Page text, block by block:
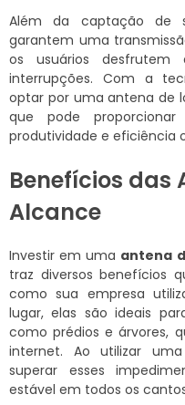
Além da captação de
garantem uma
os usuários
interrupções. Com a
optar por uma antena de
que pode
produtividade e eficiência
Benefícios das
Alcance
Investir em uma antena
traz diversos benefícios
como sua empresa
lugar, elas são ideais
como prédios e árvores,
internet. Ao utilizar
superar esses
estável em todos os